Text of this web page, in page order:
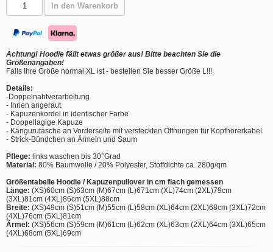
In den Warenkorb
Achtung! Hoodie fällt etwas größer aus! Bitte beachten Sie die
Größenangaben!
Falls Ihre Größe normal XL ist - bestellen Sie besser Größe L!!!
Details:
-Doppelnahtverarbeitung
- Innen angeraut
- Kapuzenkordel in identischer Farbe
- Doppellagige Kapuze
- Kängurutasche an Vorderseite mit versteckten Öffnungen für Kopfhörerkabel
- Strick-Bündchen an Ärmeln und Saum
Pflege: links waschen bis 30°Grad
Material: 80% Baumwolle / 20% Polyester, Stoffdichte ca. 280g/qm
Größentabelle Hoodie / Kapuzenpullover in cm flach gemessen
Länge: (XS)60cm (S)63cm (M)67cm (L)671cm (XL)74cm (2XL)79cm
(3XL)81cm (4XL)86cm (5XL)88cm
Breite: (XS)49cm (S)51cm (M)55cm (L)58cm (XL)64cm (2XL)68cm (3XL)72cm
(4XL)76cm (5XL)81cm
Ärmel: (XS)56cm (S)59cm (M)61cm (L)62cm (XL)63cm (2XL)64cm (3XL)65cm
(4XL)68cm (5XL)69cm